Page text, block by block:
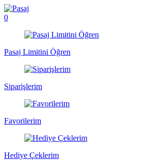
0
Pasaj Limitini Öğren
Siparişlerim
Favorilerim
Hediye Çeklerim